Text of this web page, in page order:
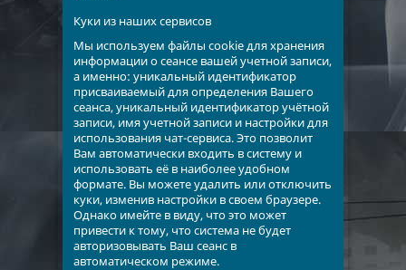
Куки из наших сервисов
Мы используем файлы cookie для хранения
информации о сеансе вашей учетной записи,
а именно: уникальный идентификатор
присваиваемый для определения Вашего
сеанса, уникальный идентификатор учётной
записи, имя учетной записи и настройки для
использования чат-сервиса. Это позволит
Вам автоматически входить в систему и
использовать её в наиболее удобном
формате. Вы можете удалить или отключить
куки, изменив настройки в своем браузере.
Однако имейте в виду, что это может
привести к тому, что система не будет
авторизовывать Ваш сеанс в
автоматическом режиме.